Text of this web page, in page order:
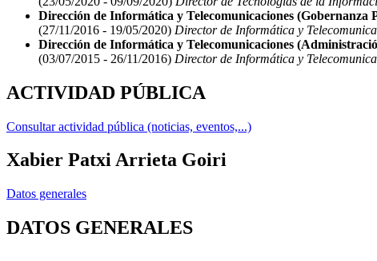
Dirección de Informática y Telecomunicaciones (Gobernanza
(27/11/2016 - 19/05/2020) Director de Informática y
Dirección de Informática y Telecomunicaciones
(03/07/2015 - 26/11/2016) Director de Informática y
ACTIVIDAD PÚBLICA
Consultar actividad pública (noticias, eventos,...)
Xabier Patxi Arrieta Goiri
Datos generales
DATOS GENERALES